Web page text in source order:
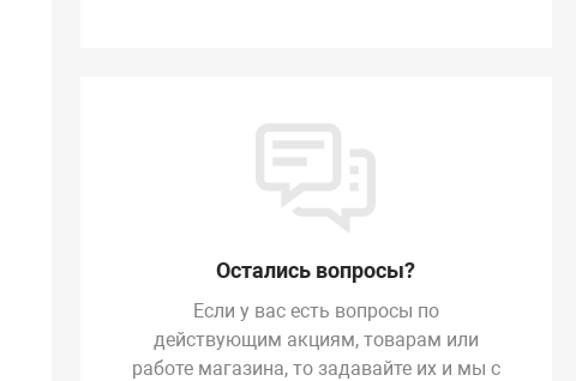
Остались вопросы?
Если у вас есть вопросы по
действующим акциям, товарам или
работе магазина, то задавайте их и мы с